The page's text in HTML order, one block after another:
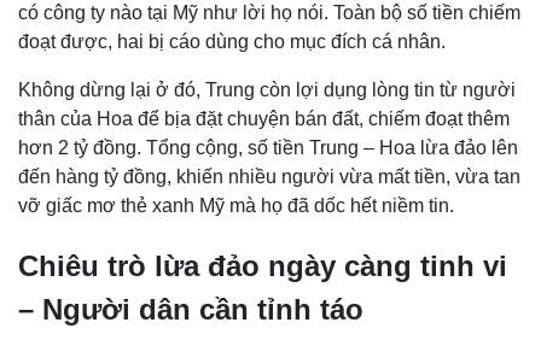
có công ty nào tại Mỹ như lời họ nói. Toàn bộ số tiền chiếm
đoạt được, hai bị cáo dùng cho mục đích cá nhân.
Không dừng lại ở đó, Trung còn lợi dụng lòng tin từ người
thân của Hoa để bịa đặt chuyện bán đất, chiếm đoạt thêm
hơn 2 tỷ đồng. Tổng cộng, số tiền Trung – Hoa lừa đảo lên
đến hàng tỷ đồng, khiến nhiều người vừa mất tiền, vừa tan
vỡ giấc mơ thẻ xanh Mỹ mà họ đã dốc hết niềm tin.
Chiêu trò lừa đảo ngày càng tinh vi
– Người dân cần tỉnh táo